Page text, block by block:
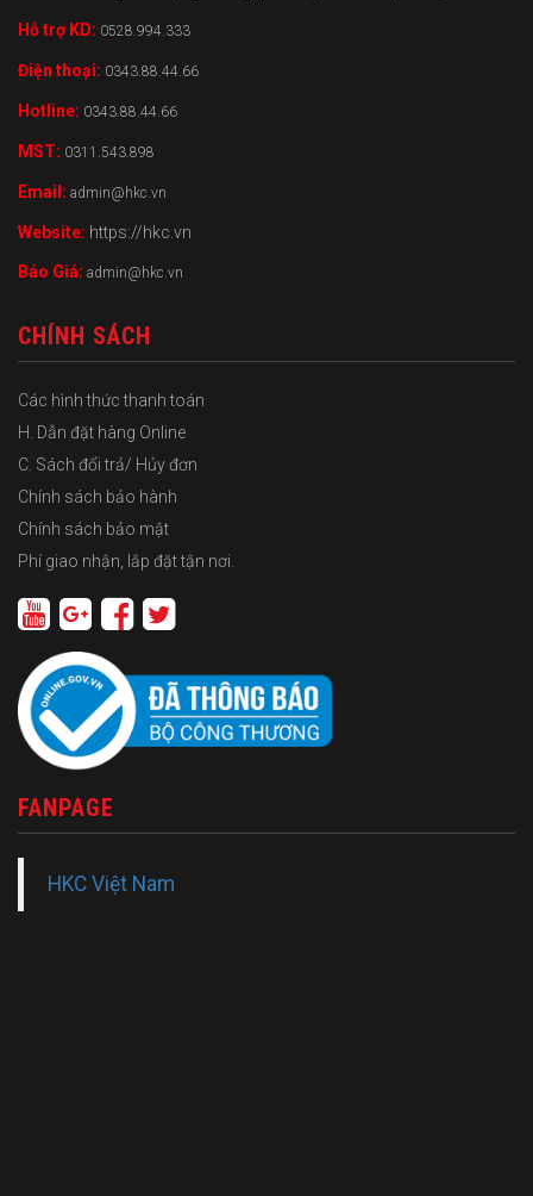
Hỗ trợ KD: 0528.994.333
Điện thoại: 0343.88.44.66
Hotline: 0343.88.44.66
MST: 0311.543.898
Email: admin@hkc.vn
Website: https://hkc.vn
Báo Giá: admin@hkc.vn
CHÍNH SÁCH
Các hình thức thanh toán
H. Dẫn đặt hàng Online
C. Sách đổi trả/ Hủy đơn
Chính sách bảo hành
Chính sách bảo mật
Phí giao nhận, lắp đặt tận nơi.
FANPAGE
HKC Việt Nam